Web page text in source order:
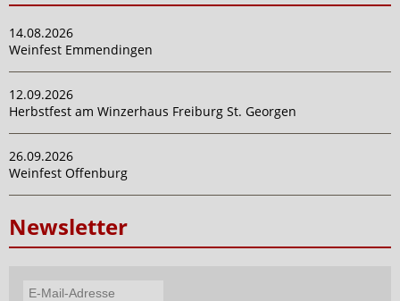
14.08.2026
Weinfest Emmendingen
12.09.2026
Herbstfest am Winzerhaus Freiburg St. Georgen
26.09.2026
Weinfest Offenburg
Newsletter